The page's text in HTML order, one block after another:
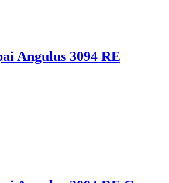
Angulus 3094 RE